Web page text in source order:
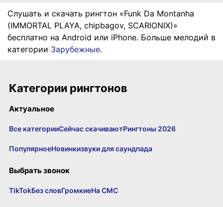
Слушать и скачать рингтон «Funk Da Montanha
(IMMORTAL PLAYA, chipbagov, SCARIONIX)»
бесплатно на Android или iPhone. Больше мелодий в
категории Зарубежные.
Категории рингтонов
Актуальное
Все категорииСейчас скачиваютРингтоны 2026
ПопулярноеНовинкизвуки для саундпада
Выбрать звонок
TikTokБез словГромкиеНа СМС